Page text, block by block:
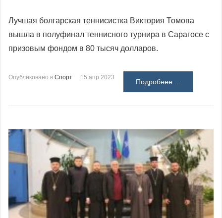
Лучшая болгарская теннисистка Виктория Томова
вышла в полуфинал теннисного турнира в Сарагосе с
призовым фондом в 80 тысяч долларов.
Опубликовано в Спорт 15 апр 2023
Подробнее ...